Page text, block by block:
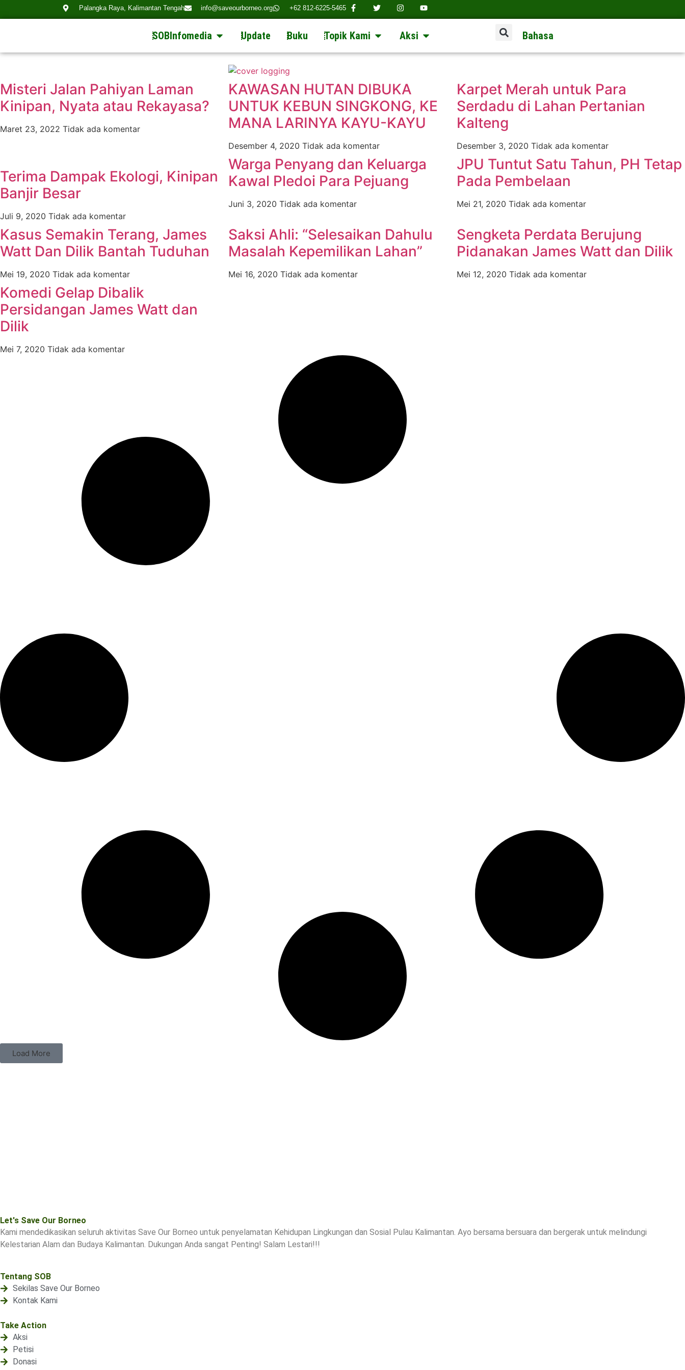
Palangka Raya, Kalimantan Tengah info@saveourborneo.org +62 812-6225-5465
SOBInfomedia Update Buku Topik Kami Aksi Bahasa
Misteri Jalan Pahiyan Laman
Kinipan, Nyata atau Rekayasa?
Maret 23, 2022 Tidak ada komentar
KAWASAN HUTAN DIBUKA
UNTUK KEBUN SINGKONG, KE
MANA LARINYA KAYU-KAYU
Desember 4, 2020 Tidak ada komentar
Karpet Merah untuk Para
Serdadu di Lahan Pertanian
Kalteng
Desember 3, 2020 Tidak ada komentar
Terima Dampak Ekologi, Kinipan
Banjir Besar
Juli 9, 2020 Tidak ada komentar
Warga Penyang dan Keluarga
Kawal Pledoi Para Pejuang
Juni 3, 2020 Tidak ada komentar
JPU Tuntut Satu Tahun, PH Tetap
Pada Pembelaan
Mei 21, 2020 Tidak ada komentar
Kasus Semakin Terang, James
Watt Dan Dilik Bantah Tuduhan
Mei 19, 2020 Tidak ada komentar
Saksi Ahli: “Selesaikan Dahulu
Masalah Kepemilikan Lahan”
Mei 16, 2020 Tidak ada komentar
Sengketa Perdata Berujung
Pidanakan James Watt dan Dilik
Mei 12, 2020 Tidak ada komentar
Komedi Gelap Dibalik
Persidangan James Watt dan
Dilik
Mei 7, 2020 Tidak ada komentar
Load More
Let's Save Our Borneo
Kami mendedikasikan seluruh aktivitas Save Our Borneo untuk penyelamatan Kehidupan Lingkungan dan Sosial Pulau Kalimantan. Ayo bersama bersuara dan bergerak untuk melindungi
Kelestarian Alam dan Budaya Kalimantan. Dukungan Anda sangat Penting! Salam Lestari!!!
Tentang SOB
Sekilas Save Our Borneo
Kontak Kami
Take Action
Aksi
Petisi
Donasi